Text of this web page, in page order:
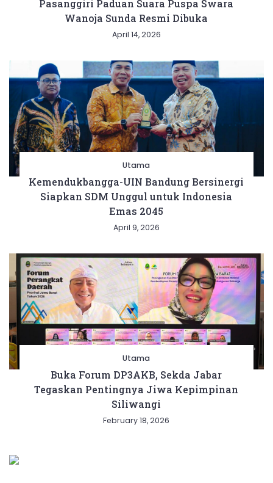
Pasanggiri Paduan Suara Puspa Swara
Wanoja Sunda Resmi Dibuka
April 14, 2026
Utama
Kemendukbangga-UIN Bandung Bersinergi
Siapkan SDM Unggul untuk Indonesia
Emas 2045
April 9, 2026
Utama
Buka Forum DP3AKB, Sekda Jabar
Tegaskan Pentingnya Jiwa Kepimpinan
Siliwangi
February 18, 2026